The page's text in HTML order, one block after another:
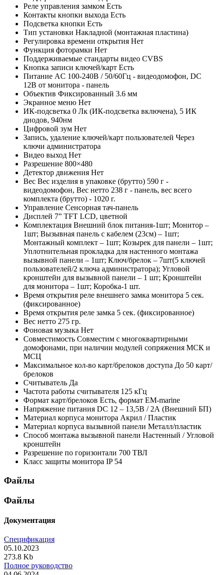
Реле управления замком Есть
Контакты кнопки выхода Есть
Подсветка кнопки Есть
Тип установки Накладной (монтажная пластина)
Регулировка времени открытия Нет
Функция фоторамки Нет
Поддерживаемые стандарты видео CVBS
Кнопка записи ключей/карт Есть
Питание AC 100-240В / 50/60Гц - видеодомофон, DC
12В от монитора - панель
Объектив Фиксированный 3.6 мм
Экранное меню Нет
ИК-подсветка 0 Лк (ИК-подсветка включена), 5 ИК
диодов, 940нм
Цифровой зум Нет
Запись, удаление ключей/карт пользователей Через
ключи администратора
Видео выход Нет
Разрешение 800×480
Детектор движения Нет
Вес Вес изделия в упаковке (брутто) 590 г -
видеодомофон, Вес нетто 238 г - панель, вес всего
комплекта (брутто) - 1020 г.
Управление Сенсорная тач-панель
Дисплей 7” TFT LCD, цветной
Комплектация Внешний блок питания-1шт; Монитор –
1шт; Вызывная панель с кабелем (23см) – 1шт;
Монтажный комплект – 1шт; Козырек для панели – 1шт;
Уплотнительная прокладка для настенного монтажа
вызывной панели – 1шт; Ключ/брелок – 7шт(5 ключей
пользователей/2 ключа администратора); Угловой
кронштейн для вызывной панели – 1 шт; Кронштейн
для монитора – 1шт; Коробка-1 шт.
Время открытия реле внешнего замка монитора 5 сек.
(фиксированное)
Время открытия реле замка 5 сек. (фиксированное)
Вес нетто 275 гр.
Фоновая музыка Нет
Совместимость Совместим с многоквартирными
домофонами, при наличии модулей сопряжения МСК и
МСЦ
Максимальное кол-во карт/брелоков доступа До 50 карт/
брелоков
Считыватель Да
Частота работы считывателя 125 кГц
Формат карт/брелоков Есть, формат EM-marine
Напряжение питания DC 12 – 13,5В / 2А (Внешний БП)
Материал корпуса монитора Акрил / Пластик
Материал корпуса вызывной панели Металл/пластик
Способ монтажа вызывной панели Настенный / Угловой
кронштейн
Разрешение по горизонтали 700 ТВЛ
Класс защиты монитора IP 54
Файлы
Файлы
Документация
Спецификация
05.10.2023
273.8 Kb
Полное руководство